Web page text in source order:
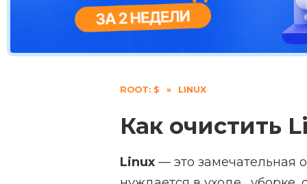
ROOT: $ » LINUX
Как очистить
Linux — это замечательная